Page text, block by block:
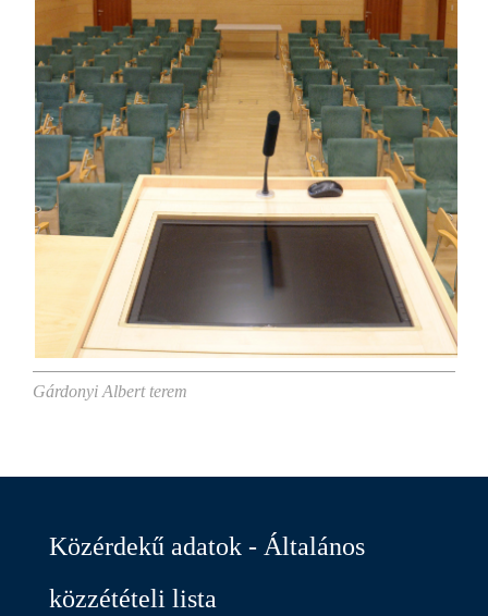
Gárdonyi Albert terem
Közérdekű adatok - Általános
közzétételi lista